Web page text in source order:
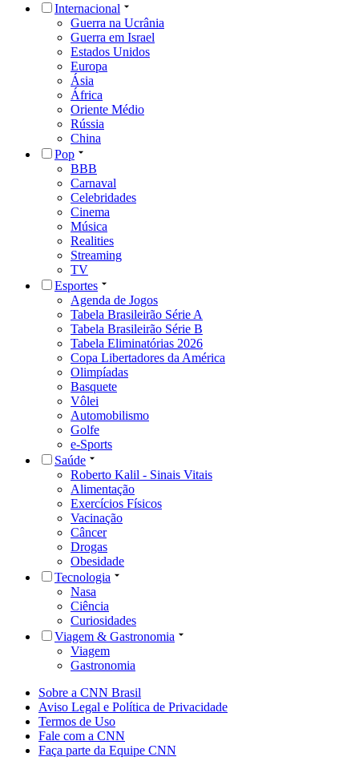
Internacional
Guerra na Ucrânia
Guerra em Israel
Estados Unidos
Europa
Ásia
África
Oriente Médio
Rússia
China
Pop
BBB
Carnaval
Celebridades
Cinema
Música
Realities
Streaming
TV
Esportes
Agenda de Jogos
Tabela Brasileirão Série A
Tabela Brasileirão Série B
Tabela Eliminatórias 2026
Copa Libertadores da América
Olimpíadas
Basquete
Vôlei
Automobilismo
Golfe
e-Sports
Saúde
Roberto Kalil - Sinais Vitais
Alimentação
Exercícios Físicos
Vacinação
Câncer
Drogas
Obesidade
Tecnologia
Nasa
Ciência
Curiosidades
Viagem & Gastronomia
Viagem
Gastronomia
Sobre a CNN Brasil
Aviso Legal e Política de Privacidade
Termos de Uso
Fale com a CNN
Faça parte da Equipe CNN